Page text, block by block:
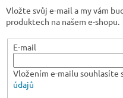
Vložte svůj e-mail a my vám
produktech na našem e-shopu.
E-mail
Vložením e-mailu souhlasíte
údajů